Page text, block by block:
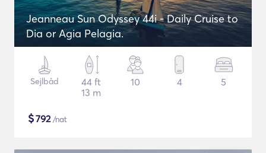
Jeanneau Sun Odyssey 44i - Daily Cruise to
Dia or Agia Pelagia.
Sejlbåd
44 ft
13 m
10 4 5
$792/nat